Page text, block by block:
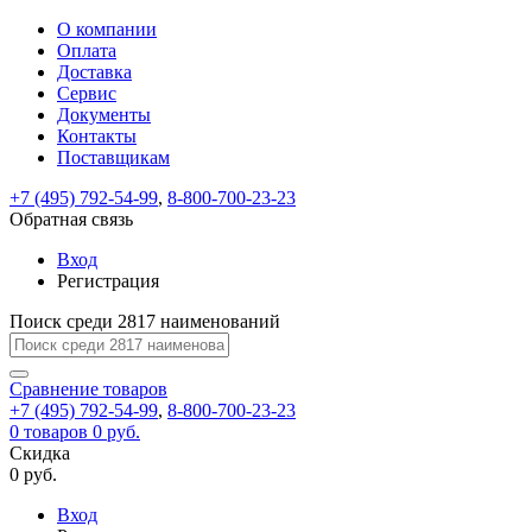
ВходРегистрация
Только
test@example.com
отправлена
по
ней
для
регистрации.
Ок
Только
Запомнить
меня
Забыли
Восстановление
пароля
Заполните
форму.
Мы
отправим
ссылку
на
указанный
электронный
адрес,
перейдя
по
которой
вы
новый
На
вашу
test@test.ru
отправлена
ссылка.
Перейдите
по
для
смены
пароля.
Введите
новый
пароль
Сменить
Пароль
успешно
Войти
Обратная
связь
Сообщение
пользовательского
соглашения
Ваше
сообщение
успешно
О компании
Оплата
Доставка
Сервис
Документы
Контакты
Поставщикам
+7 (495) 792-54-99, 8-800-700-23-23
Обратная связь
Вход
Регистрация
Поиск среди 2817 наименований
Сравнение товаров
+7 (495) 792-54-99, 8-800-700-23-23
0 товаров 0 руб.
Скидка
0 руб.
Вход